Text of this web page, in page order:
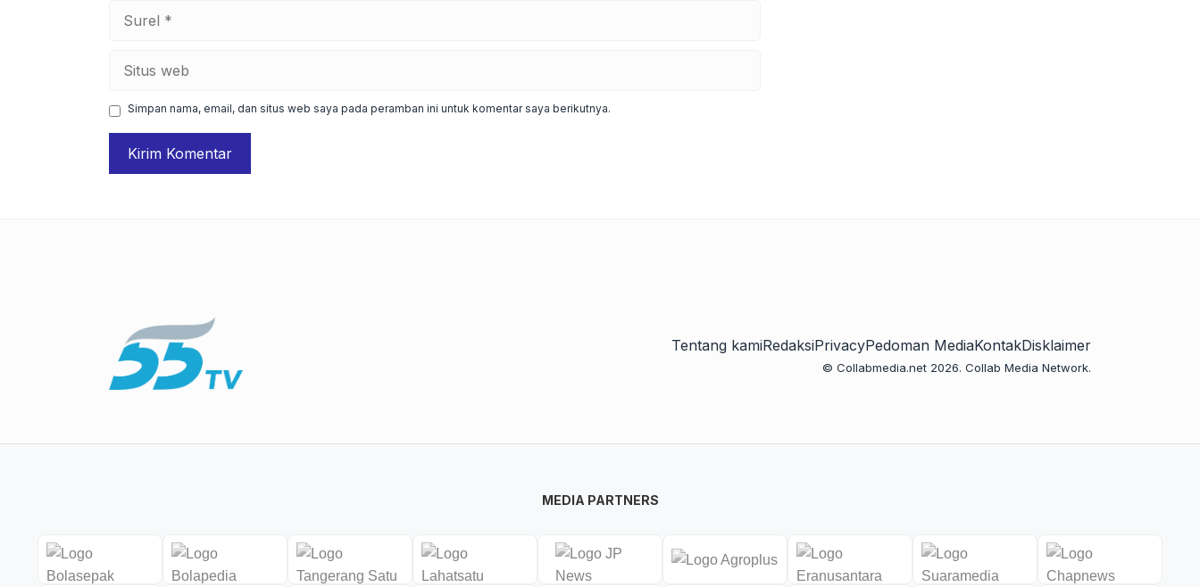
Simpan nama, email, dan situs web saya pada peramban ini untuk komentar saya berikutnya.
Tentang kamiRedaksiPrivacyPedoman MediaKontakDisklaimer
© Collabmedia.net 2026. Collab Media Network.
MEDIA PARTNERS